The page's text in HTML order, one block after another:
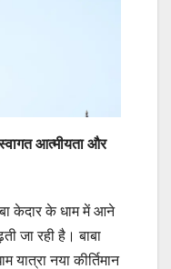
आत्मीयता और
केदार के धाम में आने
जा रही है। बाबा
यात्रा नया कीर्तिमान